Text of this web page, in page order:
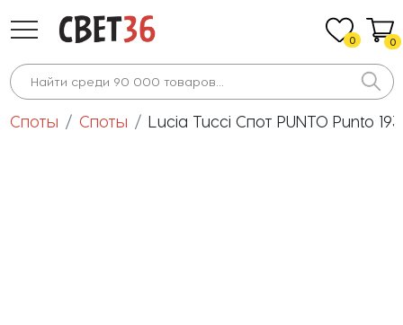
0 0
Споты Споты Lucia Tucci Спот PUNTO Punto